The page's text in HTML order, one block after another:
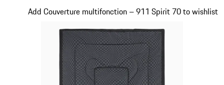
Add Couverture multifonction – 911 Spirit 70 to wishlist
Diapositive 18 sur 20